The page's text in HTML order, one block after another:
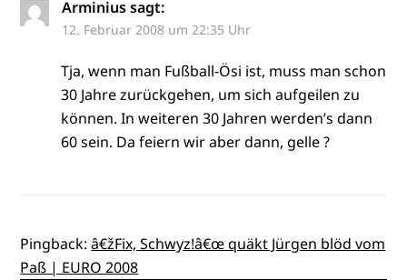
Arminius sagt:
12. Februar 2008 um 22:35 Uhr
Tja, wenn man Fußball-Ösi ist, muss man schon
30 Jahre zurückgehen, um sich aufgeilen zu
können. In weiteren 30 Jahren werden’s dann
60 sein. Da feiern wir aber dann, gelle ?
Pingback:â€žFix, Schwyz!â€œ quäkt Jürgen blöd vom
Paß | EURO 2008